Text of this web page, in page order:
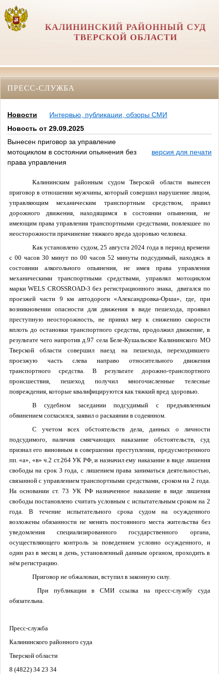
КАЛИНИНСКИЙ РАЙОННЫЙ СУД
ТВЕРСКОЙ ОБЛАСТИ
ПРЕСС-СЛУЖБА
Новости
Интервью, публикации, обзоры СМИ
Новость от 29.09.2025
Вынесен приговор за управление
мотоциклом в состоянии опьянения без
права управления
версия для печати
Калининским районным судом Тверской области вынесен
приговор в отношении мужчины, который совершил нарушение лицом,
управляющим механическим транспортным средством, правил
дорожного движения, находящимся в состоянии опьянения, не
имеющим права управления транспортными средствами, повлекшее по
неосторожности причинение тяжкого вреда здоровью человека.
Как установлено судом, 25 августа 2024 года в период времени
с 00 часов 30 минут по 00 часов 52 минуты подсудимый, находясь в
состоянии алкогольного опьянения, не имея права управления
механическими транспортными средствами, управлял мотоциклом
марки WELS CROSSROAD-3 без регистрационного знака, двигался по
проезжей части 9 км автодороги «Александровка-Орша», где, при
возникновении опасности для движения в виде пешехода, проявил
преступную неосторожность, не принял мер к снижению скорости
вплоть до остановки транспортного средства, продолжил движение, в
результате чего напротив д.97 села Беле-Кушальское Калининского МО
Тверской области совершил наезд на пешехода, переходившего
проезжую часть слева направо относительного движения
транспортного средства. В результате дорожно-транспортного
происшествия, пешеход получил многочисленные телесные
повреждения, которые квалифицируются как тяжкий вред здоровью.
В судебном заседании подсудимый с предъявленным
обвинением согласился, заявил о раскаянии в содеянном.
С учетом всех обстоятельств дела, данных о личности
подсудимого, наличия смягчающих наказание обстоятельств, суд
признал его виновным в совершении преступления, предусмотренного
пп. «а», «в» ч.2 ст.264 УК РФ, и назначил ему наказание в виде лишения
свободы на срок 3 года, с лишением права заниматься деятельностью,
связанной с управлением транспортными средствами, сроком на 2 года.
На основании ст. 73 УК РФ назначенное наказание в виде лишения
свободы постановлено считать условным с испытательным сроком на 2
года. В течение испытательного срока судом на осужденного
возложены обязанности не менять постоянного места жительства без
уведомления специализированного государственного органа,
осуществляющего контроль за поведением условно осужденного, и
один раз в месяц в день, установленный данным органом, проходить в
нём регистрацию.
Приговор не обжалован, вступил в законную силу.
При публикации в СМИ ссылка на пресс-службу суда
обязательна.
Пресс-служба
Калининского районного суда
Тверской области
8 (4822) 34 23 34